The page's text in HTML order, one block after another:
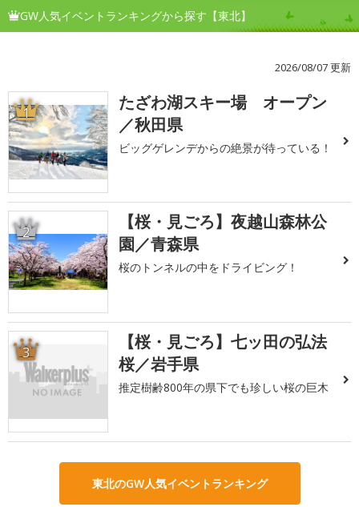
GW人気イベントランキングから探す【東北】
2026/08/07 更新
1
たざわ湖スキー場 オープン
／秋田県
ビッグゲレンデからの絶景が待っている！
2
【桜・見ごろ】夜越山森林公
園／青森県
桜のトンネルの中をドライビング！
3
【桜・見ごろ】七ッ田の弘法
桜／岩手県
推定樹齢800年の県下でも珍しい桜の巨木
東北のGW人気イベントランキング